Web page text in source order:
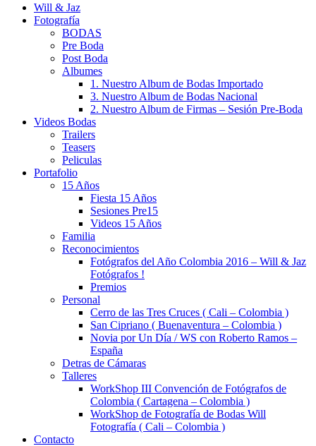
Will & Jaz
Fotografía
BODAS
Pre Boda
Post Boda
Albumes
1. Nuestro Album de Bodas Importado
3. Nuestro Album de Bodas Nacional
2. Nuestro Album de Firmas – Sesión Pre-Boda
Videos Bodas
Trailers
Teasers
Peliculas
Portafolio
15 Años
Fiesta 15 Años
Sesiones Pre15
Videos 15 Años
Familia
Reconocimientos
Fotógrafos del Año Colombia 2016 – Will & Jaz
Fotógrafos !
Premios
Personal
Cerro de las Tres Cruces ( Cali – Colombia )
San Cipriano ( Buenaventura – Colombia )
Novia por Un Día / WS con Roberto Ramos –
España
Detras de Cámaras
Talleres
WorkShop III Convención de Fotógrafos de
Colombia ( Cartagena – Colombia )
WorkShop de Fotografía de Bodas Will
Fotografía ( Cali – Colombia )
Contacto